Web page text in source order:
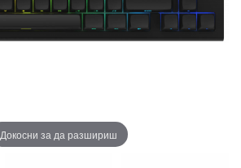
Докосни за да разшириш